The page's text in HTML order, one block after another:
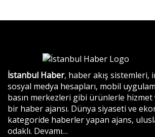
İstanbul Haber, haber akış sistemleri,
sosyal medya hesapları, mobil
basın merkezleri gibi ürünlerle
bir haber ajansı. Dünya siyaseti ve
kategoride haberler yapan ajans,
odaklı. Devamı…